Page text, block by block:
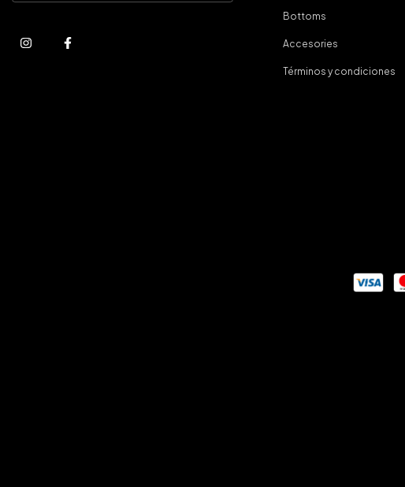
Bottoms
Accesories
Términos y condiciones